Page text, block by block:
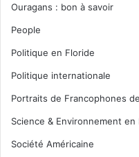
Ouragans : bon à savoir
People
Politique en Floride
Politique internationale
Portraits de Francophones
Science & Environnement en
Société Américaine